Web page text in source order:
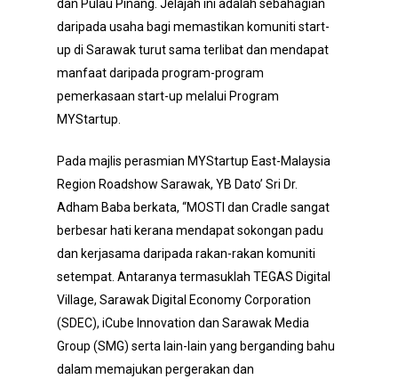
dan Pulau Pinang. Jelajah ini adalah sebahagian
daripada usaha bagi memastikan komuniti start-
up di Sarawak turut sama terlibat dan mendapat
manfaat daripada program-program
pemerkasaan start-up melalui Program
MYStartup.
Pada majlis perasmian MYStartup East-Malaysia
Region Roadshow Sarawak, YB Dato’ Sri Dr.
Adham Baba berkata, “MOSTI dan Cradle sangat
berbesar hati kerana mendapat sokongan padu
dan kerjasama daripada rakan-rakan komuniti
setempat. Antaranya termasuklah TEGAS Digital
Village, Sarawak Digital Economy Corporation
(SDEC), iCube Innovation dan Sarawak Media
Group (SMG) serta lain-lain yang berganding bahu
dalam memajukan pergerakan dan